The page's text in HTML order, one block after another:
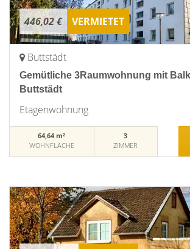
446,02 € VERMIETET
Buttstädt
Gemütliche 3Raumwohnung mit
Buttstädt
Etagenwohnung
64,64 m²
WOHNFLÄCHE
3
ZIMMER